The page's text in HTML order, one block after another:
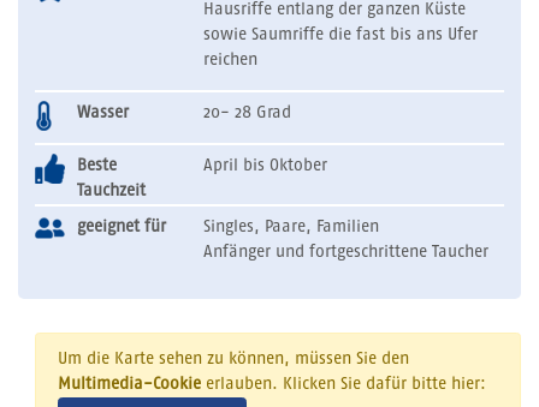
Hausriffe entlang der ganzen Küste
sowie Saumriffe die fast bis ans Ufer
reichen
Wasser 20- 28 Grad
Beste
Tauchzeit
April bis Oktober
geeignet für
Singles, Paare, Familien
Anfänger und fortgeschrittene Taucher
Um die Karte sehen zu können, müssen Sie den
Multimedia-Cookieerlauben. Klicken Sie dafür bitte hier: